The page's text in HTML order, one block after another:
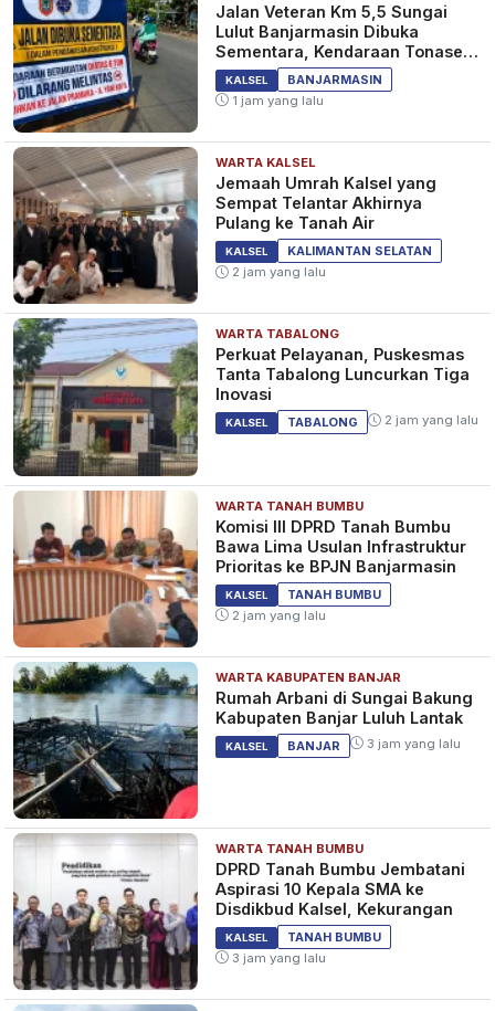
Jalan Veteran Km 5,5 Sungai
Lulut Banjarmasin Dibuka
Sementara, Kendaraan Tonase
Besar Dilarang
KALSEL
BANJARMASIN
1 jam yang lalu
WARTA KALSEL
Jemaah Umrah Kalsel yang
Sempat Telantar Akhirnya
Pulang ke Tanah Air
KALSEL
KALIMANTAN SELATAN
2 jam yang lalu
WARTA TABALONG
Perkuat Pelayanan, Puskesmas
Tanta Tabalong Luncurkan Tiga
Inovasi
KALSEL TABALONG 2 jam yang lalu
WARTA TANAH BUMBU
Komisi III DPRD Tanah Bumbu
Bawa Lima Usulan Infrastruktur
Prioritas ke BPJN Banjarmasin
KALSEL
TANAH BUMBU
2 jam yang lalu
WARTA KABUPATEN BANJAR
Rumah Arbani di Sungai Bakung
Kabupaten Banjar Luluh Lantak
KALSEL BANJAR 3 jam yang lalu
WARTA TANAH BUMBU
DPRD Tanah Bumbu Jembatani
Aspirasi 10 Kepala SMA ke
Disdikbud Kalsel, Kekurangan
KALSEL
TANAH BUMBU
3 jam yang lalu